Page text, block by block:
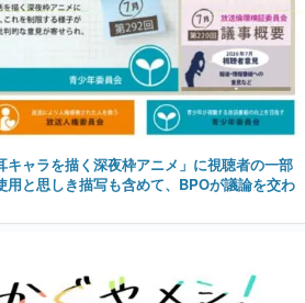
キャラを描く深夜枠アニメ」に視聴者の一部
用と思しき描写も含めて、BPOが議論を交わ